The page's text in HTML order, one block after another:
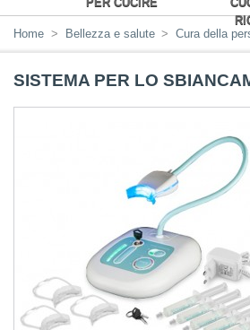
Home > Bellezza e salute > Cura della
SISTEMA PER LO